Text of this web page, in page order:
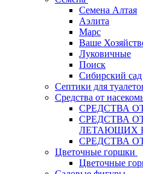
Семена Алтая
Аэлита
Марс
Ваше
Луковичные
Поиск
Сибирский сад
Септики для
Средства от
СPEДСТВА
СРЕДСТВА
ЛЕТАЮЩИХ
СРЕДСТВА
Цветочные горшки
Цветочные